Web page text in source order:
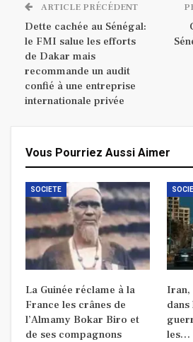
ARTICLE PRÉCÉDENT
Dette cachée au Sénégal:
le FMI salue les efforts
de Dakar mais
recommande un audit
confié à une entreprise
internationale privée
Vous Pourriez Aussi Aimer
SOCIETE
La Guinée réclame à la
France les crânes de
l’Almamy Bokar Biro et
de ses compagnons
Iran,
dans
les…